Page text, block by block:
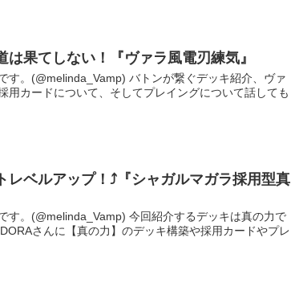
は果てしない！『ヴァラ風電刃練気』
す。(@melinda_Vamp) バトンが繋ぐデッキ紹介、ヴァ
用カードについて、そしてプレイングについて話しても
レベルアップ！⤴️『シャガルマガラ採用型真
す。(@melinda_Vamp) 今回紹介するデッキは真の力で
さんに【真の力】のデッキ構築や採用カードやプレ